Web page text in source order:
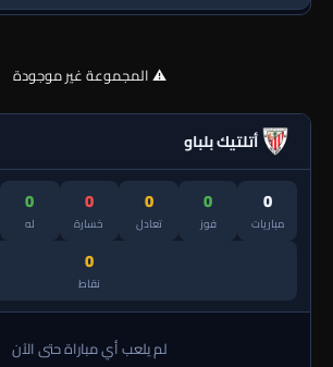
⚠️ المجموعة غير موجودة
أتلتيك بلباو
0
مباريات
0
فوز
0
تعادل
0
خسارة
0
له
0
نقاط
لم يلعب أي مباراة حتى الآن